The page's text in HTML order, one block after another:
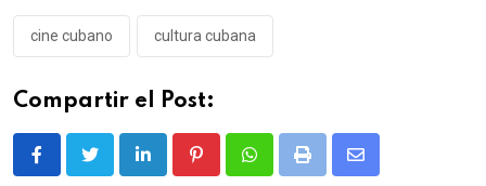
cine cubano cultura cubana
Compartir el Post:
LinkedIn PinterestWhatsappPrint
Share